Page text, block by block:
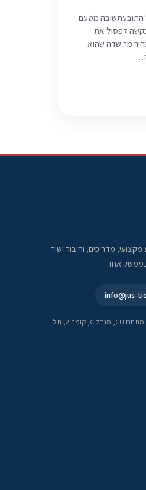
התובעתשובה מטעם
לפסול את
מר שדה שהוא
מדריכים, וחיבור ישיר
בממשק אחד.
רחוב ראול ולנברג 18, מתחם CU, מגדל C, קומה 2, תל